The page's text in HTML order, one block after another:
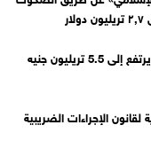
إجمالي حجم الودائع بالبنوك يرتفع إلى 5.5 تريليون جنيه
لقانون الإجراءات الضريبية